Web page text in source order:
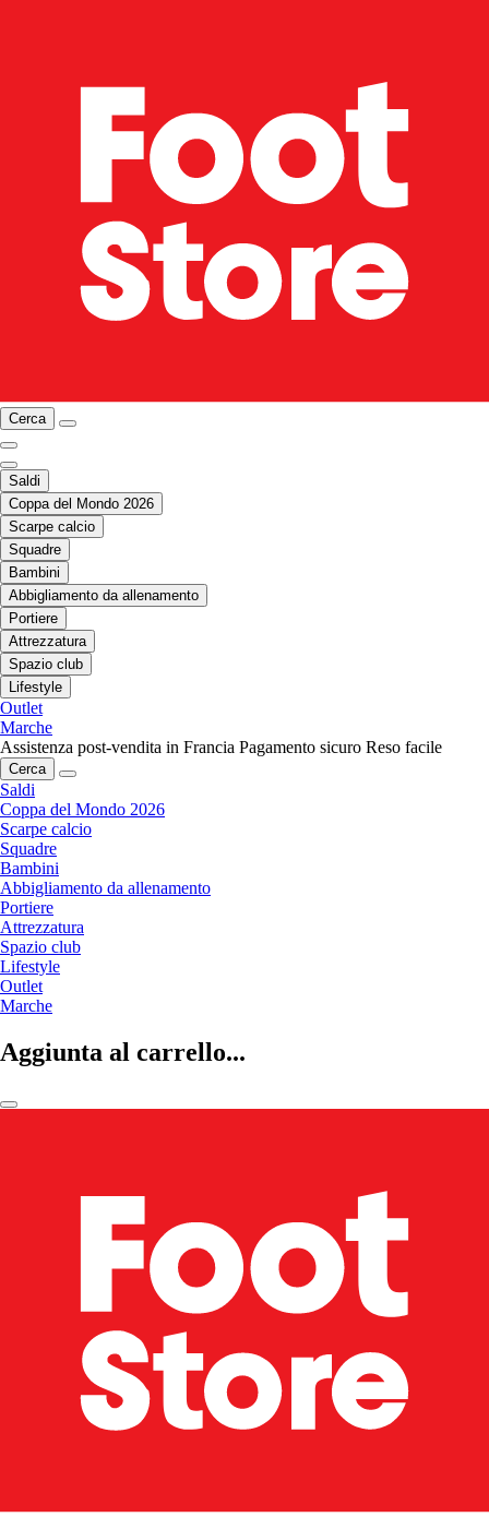
Cerca
Saldi
Coppa del Mondo 2026
Scarpe calcio
Squadre
Bambini
Abbigliamento da allenamento
Portiere
Attrezzatura
Spazio club
Lifestyle
Outlet
Marche
Assistenza post-vendita in Francia Pagamento sicuro Reso facile
Cerca
Saldi
Coppa del Mondo 2026
Scarpe calcio
Squadre
Bambini
Abbigliamento da allenamento
Portiere
Attrezzatura
Spazio club
Lifestyle
Outlet
Marche
Aggiunta al carrello...